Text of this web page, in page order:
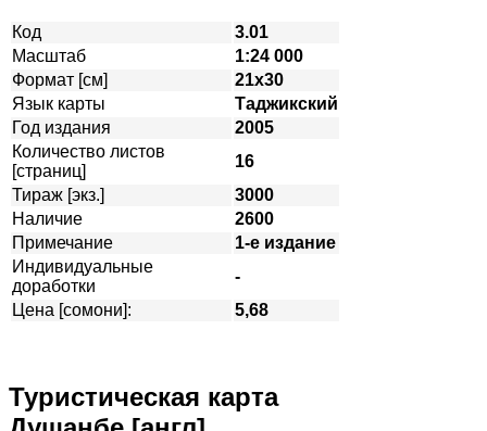
Код
3.01
Масштаб
1:24 000
Формат [см]
21х30
Язык карты
Таджикский
Год издания
2005
Количество листов
[страниц]
16
Тираж [экз.]
3000
Наличие
2600
Примечание
1-е издание
Индивидуальные
доработки
-
Цена [сомони]:
5,68
Туристическая карта